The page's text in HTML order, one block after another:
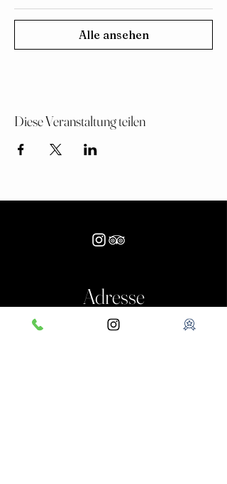
Alle ansehen
Diese Veranstaltung teilen
Adresse
Bachstraße 17